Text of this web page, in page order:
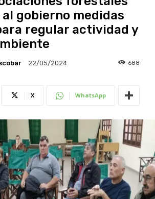
gobierno medidas
regular actividad y
22/05/2024 688
X WhatsApp